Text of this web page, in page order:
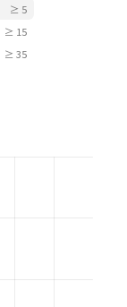
≥ 5
≥ 15
≥ 35